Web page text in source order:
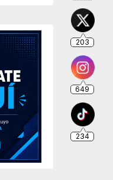
203
649
234